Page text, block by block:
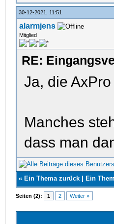
30-12-2021, 11:51
alarmjens
Mitglied
RE:
Ja, die
Manches
dass man
«Ein Thema zurück |Ein
Seiten (2): 1 2 Weiter »